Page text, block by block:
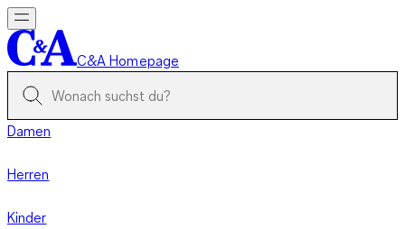
C&A Homepage
Damen
Herren
Kinder